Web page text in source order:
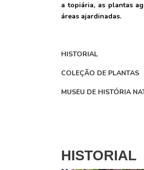
a topiária, as plantas
áreas ajardinadas.
HISTORIAL
COLEÇÃO DE PLANTAS
MUSEU DE HISTÓRIA
HISTORIAL